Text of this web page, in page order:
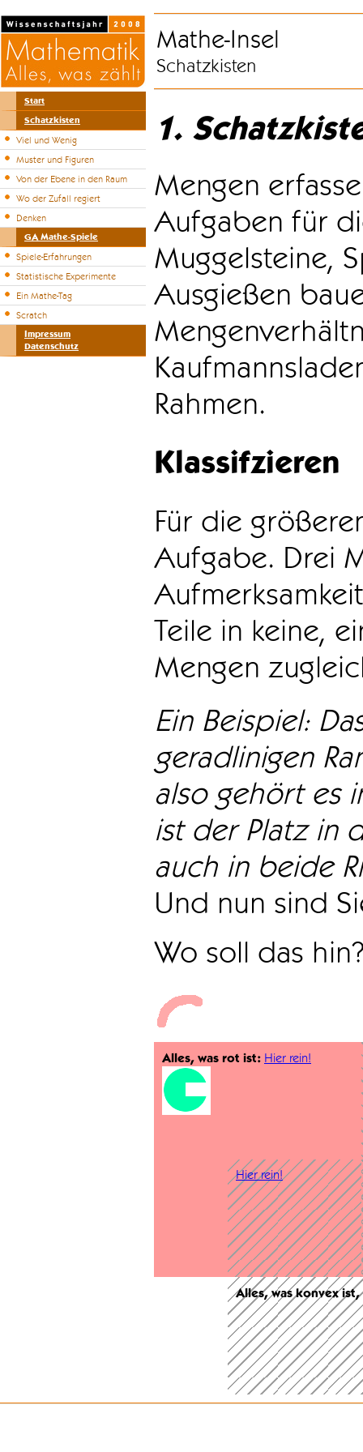
Start
Schatzkisten
Viel und Wenig
Muster und Figuren
Von der Ebene in den Raum
Wo der Zufall regiert
Denken
GA Mathe-Spiele
Spiele-Erfahrungen
Statistische Experimente
Ein Mathe-Tag
Scratch
Impressum
Datenschutz
Mathe-Insel
Schatzkisten
1.
Mengen
Aufgaben für
Muggelsteine,
Ausgießen
Rahmen.
Klassifzieren
Für die
Aufgabe. Drei
Teile in keine,
Mengen
Ein Beispiel:
geradlinigen
also gehört es
ist der Platz in
auch in beide
Und nun sind
Wo soll das
Alles, was rot ist: Hier rein!
Hier rein!
Alles, was konvex